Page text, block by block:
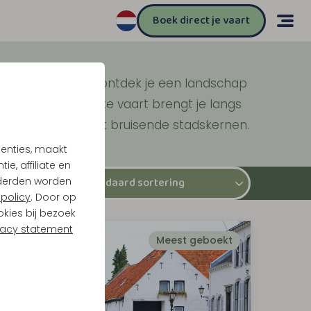
maakt
affiliate en
worden
. Door op
bij bezoek
statement
Boek direct je vaart
en Roermond ontdek je een landschap
oevers. Elke vaart brengt je langs
stille plassen tot bruisende stadskernen.
Meest geboekt